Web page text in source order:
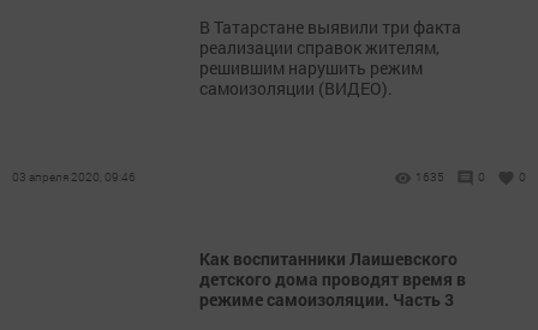
В Татарстане выявили три факта
реализации справок жителям,
решившим нарушить режим
самоизоляции (ВИДЕО).
03 апреля 2020, 09:46 1635 0 0
Как воспитанники Лаишевского
детского дома проводят время в
режиме самоизоляции. Часть 3